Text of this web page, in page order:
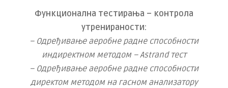
Функционална тестирања – контрола
утренираности:
– Одређивање аеробне радне способности
индиректном методом – Astrand тест
– Одређивање аеробне радне способности
директом методом на гасном анализатору